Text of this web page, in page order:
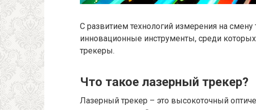
С развитием технологий измерения на
инновационные инструменты, среди
трекеры.
Что такое лазерный трекер?
Лазерный трекер – это высокоточный